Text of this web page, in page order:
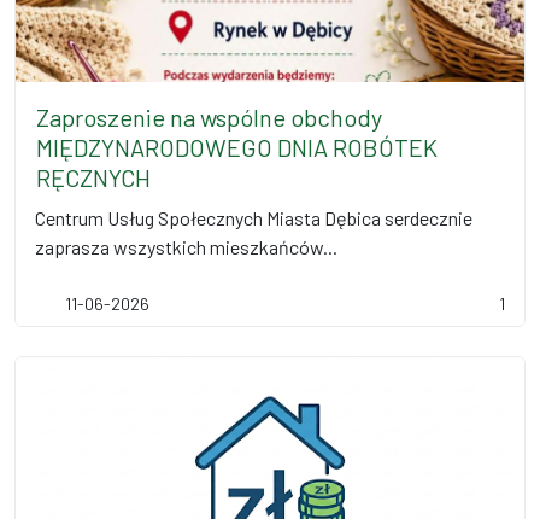
Zaproszenie na wspólne obchody
MIĘDZYNARODOWEGO DNIA ROBÓTEK
RĘCZNYCH
Centrum Usług Społecznych Miasta Dębica serdecznie
zaprasza wszystkich mieszkańców...
11-06-2026 1